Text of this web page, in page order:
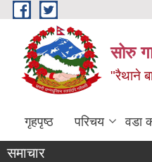
Skip to main content
सोरु
"रैथाने
गृहपृष्ठ परिचय वडा
समाचार